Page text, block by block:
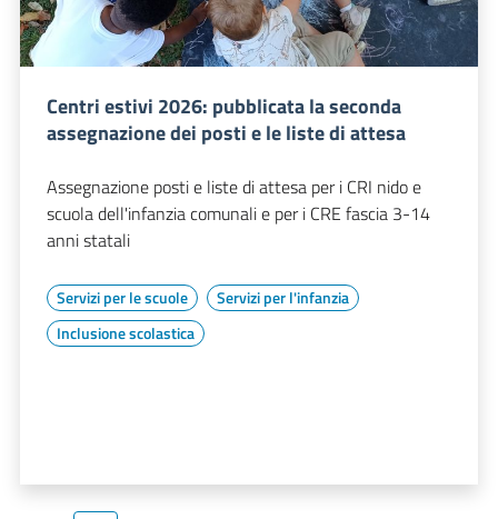
Centri estivi 2026: pubblicata la seconda
assegnazione dei posti e le liste di attesa
Assegnazione posti e liste di attesa per i CRI nido e
scuola dell'infanzia comunali e per i CRE fascia 3-14
anni statali
Servizi per le scuole
Servizi per l'infanzia
Inclusione scolastica